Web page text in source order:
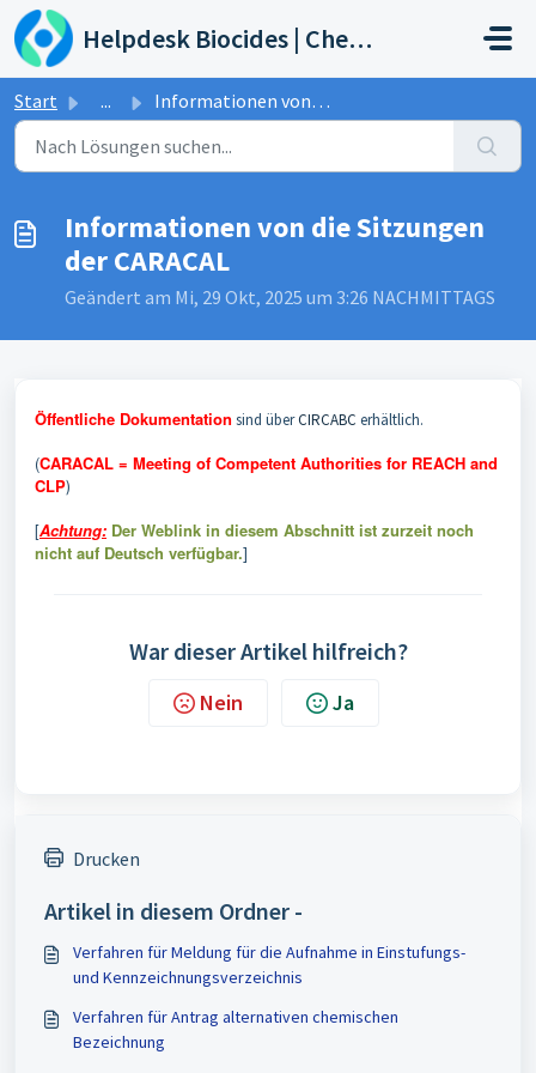
Zum hauptsächlichen Inhalt gehen
Helpdesk Biocides | Chemicals | Products
Start ... Informationen von die Sitzungen der CARACAL
Informationen von die Sitzungen
der CARACAL
Geändert am Mi, 29 Okt, 2025 um 3:26 NACHMITTAGS
Öffentliche Dokumentation sind überCIRCABC erhältlich.
(CARACAL = Meeting of Competent Authorities for REACH and
CLP)
[Achtung: Der Weblink in diesem Abschnitt ist zurzeit noch
nicht auf Deutsch verfügbar.]
War dieser Artikel hilfreich?
Nein Ja
Drucken
Artikel in diesem Ordner -
Verfahren für Meldung für die Aufnahme in Einstufungs-
und Kennzeichnungsverzeichnis
Verfahren für Antrag alternativen chemischen
Bezeichnung